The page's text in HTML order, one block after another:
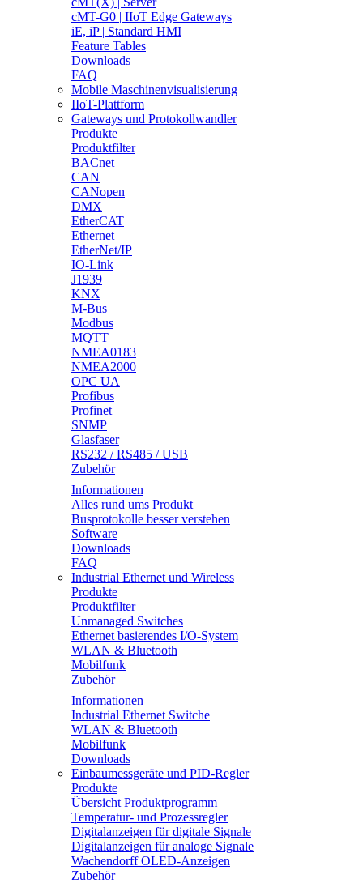
cMT-G0 | IIoT Edge Gateways
iE, iP | Standard HMI
Feature Tables
Downloads
FAQ
Mobile Maschinenvisualisierung
IIoT-Plattform
Gateways und Protokollwandler
Produkte
Produktfilter
BACnet
CAN
CANopen
DMX
EtherCAT
Ethernet
EtherNet/IP
IO-Link
J1939
KNX
M-Bus
Modbus
MQTT
NMEA0183
NMEA2000
OPC UA
Profibus
Profinet
SNMP
Glasfaser
RS232 / RS485 / USB
Zubehör
Informationen
Alles rund ums Produkt
Busprotokolle besser verstehen
Software
Downloads
FAQ
Industrial Ethernet und Wireless
Produkte
Produktfilter
Unmanaged Switches
Ethernet basierendes I/O-System
WLAN & Bluetooth
Mobilfunk
Zubehör
Informationen
Industrial Ethernet Switche
WLAN & Bluetooth
Mobilfunk
Downloads
Einbaumessgeräte und PID-Regler
Produkte
Übersicht Produktprogramm
Temperatur- und Prozessregler
Digitalanzeigen für digitale Signale
Digitalanzeigen für analoge Signale
Wachendorff OLED-Anzeigen
Zubehör